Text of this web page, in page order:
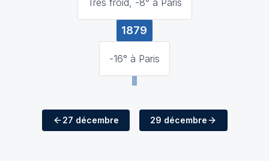
1879
-16° à Paris
27 décembre 29 décembre